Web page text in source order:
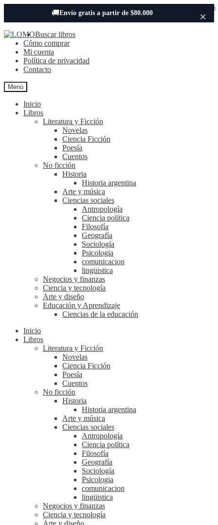
Buscar libros
🚚Envío gratis a partir de $80.000 ×
Ir
navegación
Ir
contenido
Buscar libros
Buscar:
Cómo comprar
Mi cuenta
Política de privacidad
Contacto
Menú
Inicio
Libros
Literatura y Ficción
Novelas
Ciencia Ficción
Poesía
Cuentos
No ficción
Historia
Historia argentina
Arte y música
Ciencias sociales
Antropología
Ciencia política
Filosofía
Geografía
Sociología
Psicologia
comunicacion
lingüistica
Negocios y finanzas
Ciencia y tecnología
Arte y diseño
Educación y Aprendizaje
Ciencias de la educación
Inicio
Libros
Literatura y Ficción
Novelas
Ciencia Ficción
Poesía
Cuentos
No ficción
Historia
Historia argentina
Arte y música
Ciencias sociales
Antropología
Ciencia política
Filosofía
Geografía
Sociología
Psicologia
comunicacion
lingüistica
Negocios y finanzas
Ciencia y tecnología
Arte y diseño